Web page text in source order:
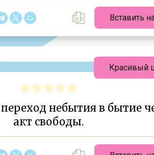
Вставить
небытия в бытие
акт свободы.
Красивый